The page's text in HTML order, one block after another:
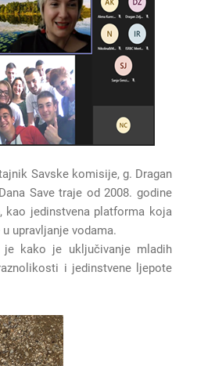
Savske komisije, g. Dragan
Save traje od 2008. godine
kao jedinstvena platforma koja
upravljanje vodama.
je kako je uključivanje mladih
i jedinstvene ljepote